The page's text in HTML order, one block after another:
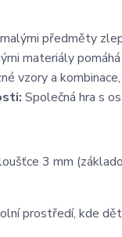
předměty
materiály
vzory a
Společná hra s
3 mm
prostředí, kde